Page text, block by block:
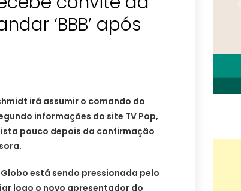
‘BBB’ após
irá assumir o comando do
informações do site TV Pop,
pouco depois da confirmação
está sendo pressionada pelo
logo o novo apresentador do